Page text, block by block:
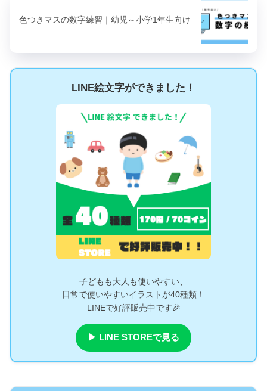
色つきマスの数字練習｜幼児～小学1年生向け
LINE絵文字ができました！
子どもも大人も使いやすい、
日常で使いやすいイラストが40種類！
LINEで好評販売中です🎉
▶ LINE STOREで見る